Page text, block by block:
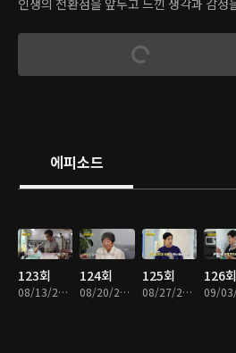
인생의 전환점을 앞두고 느낀 생각과 감정
에피소드
123회
08/13/2023 • 1시간 8분
124회
08/20/2023 • 1시간 8분
125회
08/27/2023 • 1시간 8분
126회